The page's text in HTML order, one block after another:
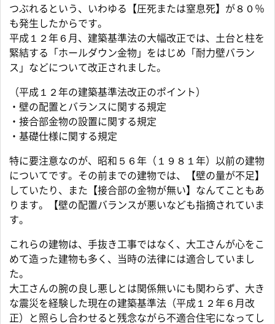
つぶれるという、いわゆる【圧死または窒息死】が８０％
も発生したからです。
平成１２年６月、建築基準法の大幅改正では、土台と柱を
緊結する「ホールダウン金物」をはじめ「耐力壁バラン
ス」などについて改正されました。
（平成１２年の建築基準法改正のポイント）
・壁の配置とバランスに関する規定
・接合部金物の設置に関する規定
・基礎仕様に関する規定
特に要注意なのが、昭和５６年（１９８１年）以前の建物
についてです。その前までの建物では、【壁の量が不足】
していたり、また【接合部の金物が無い】なんてこともあ
ります。【壁の配置バランスが悪いなども指摘されていま
す。
これらの建物は、手抜き工事ではなく、大工さんが心をこ
めて造った建物も多く、当時の法律には適合していまし
た。
大工さんの腕の良し悪しとは関係無いにも関わらず、大き
な震災を経験した現在の建築基準法（平成１２年６月改
正）と照らし合わせると残念ながら不適合住宅になってし